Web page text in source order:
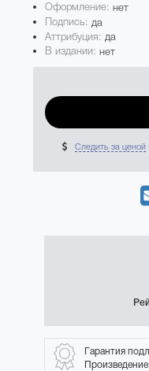
Оформление:нет
Подпись: да
Аттрибуция: да
В издании:нет
Следить за ценой
Гарантия
Произведение.